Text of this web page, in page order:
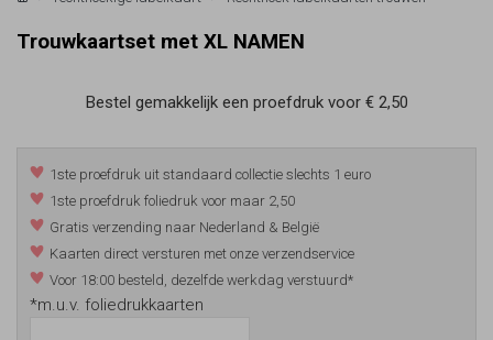
Trouwkaartset met XL NAMEN
Bestel gemakkelijk een proefdruk voor € 2,50
1ste proefdruk uit standaard collectie slechts 1 euro
1ste proefdruk foliedruk voor maar 2,50
Gratis verzending naar Nederland & België
Kaarten direct versturen met onze verzendservice
Voor 18:00 besteld, dezelfde werkdag verstuurd*
*m.u.v. foliedrukkaarten